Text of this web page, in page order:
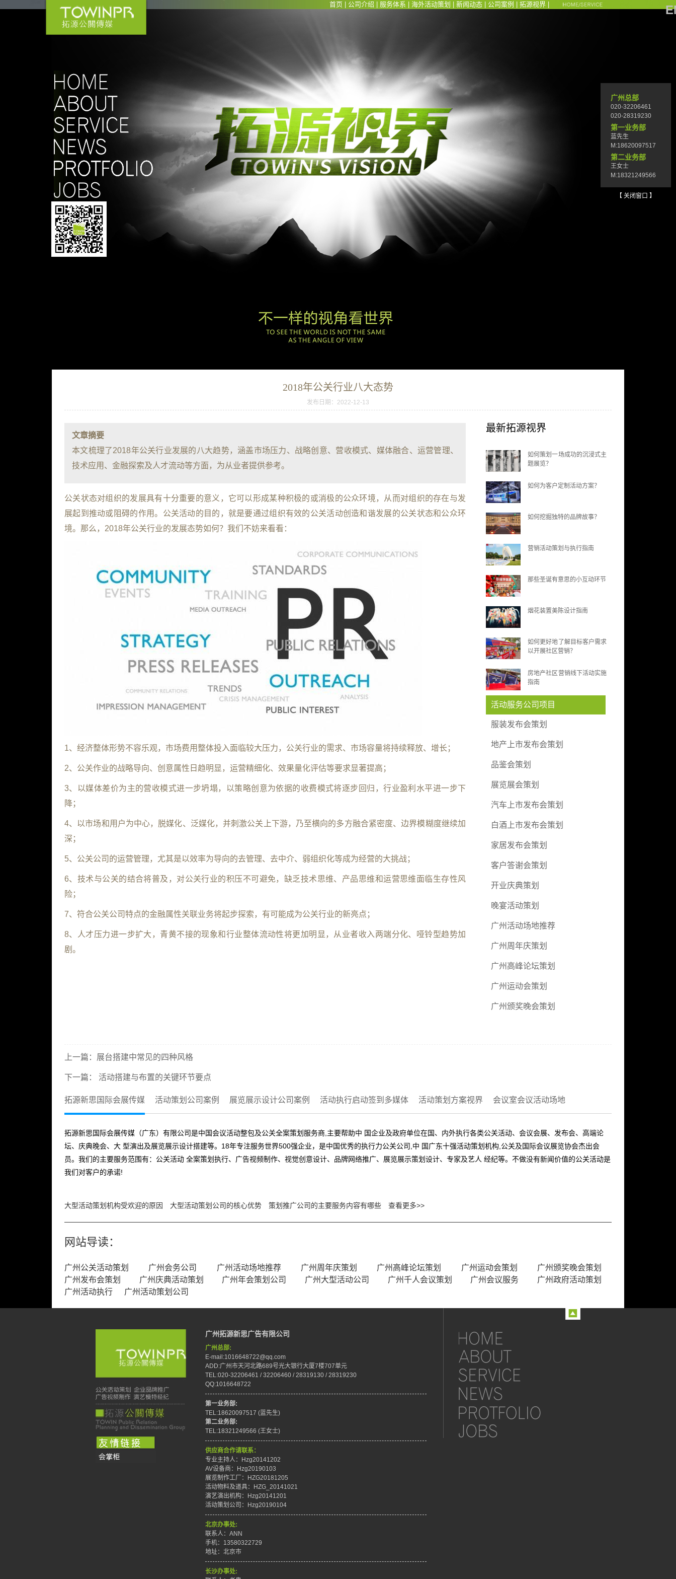
首页 公司介绍 服务体系 海外活动策划 新闻动态 公司案例 拓源视界
2018年公关行业八大态势
发布日期：2022-12-13
文章摘要
本文梳理了2018年公关行业发展的八大趋势，涵盖市场压力、战略创意、营收模式、媒体融合、运营管理、
技术应用、金融探索及人才流动等方面，为从业者提供参考。
公关状态对组织的发展具有十分重要的意义，它可以形成某种积极的或消极的公众环境，从而对组织的存在与发
展起到推动或阻碍的作用。公关活动的目的，就是要通过组织有效的公关活动创造和谐发展的公关状态和公众环
境。那么，2018年公关行业的发展态势如何？我们不妨来看看：
1、经济整体形势不容乐观，市场费用整体投入面临较大压力，公关行业的需求、市场容量将持续释放、增长；
2、公关作业的战略导向、创意属性日趋明显，运营精细化、效果量化评估等要求显著提高；
3、以媒体差价为主的营收模式进一步坍塌，以策略创意为依据的收费模式将逐步回归，行业盈利水平进一步下
降；
4、以市场和用户为中心，脱媒化、泛媒化，并刺激公关上下游，乃至横向的多方融合紧密度、边界模糊度继续加
深；
5、公关公司的运营管理，尤其是以效率为导向的去管理、去中介、弱组织化等成为经营的大挑战；
6、技术与公关的结合将普及，对公关行业的积压不可避免，缺乏技术思维、产品思维和运营思维面临生存性风
险；
7、符合公关公司特点的金融属性关联业务将起步探索，有可能成为公关行业的新亮点；
8、人才压力进一步扩大，青黄不接的现象和行业整体流动性将更加明显，从业者收入两端分化、哑铃型趋势加
剧。
最新拓源视界
如何策划一场成功的沉浸式主
题展览？
如何为客户定制活动方案？
如何挖掘独特的品牌故事？
营销活动策划与执行指南
那些圣诞有意思的小互动环节
烟花装置美陈设计指南
如何更好地了解目标客户需求
以开展社区营销？
房地产社区营销线下活动实施
指南
活动服务公司项目
服装发布会策划
地产上市发布会策划
品鉴会策划
展览展会策划
汽车上市发布会策划
白酒上市发布会策划
家居发布会策划
客户答谢会策划
开业庆典策划
晚宴活动策划
广州活动场地推荐
广州周年庆策划
广州高峰论坛策划
广州运动会策划
广州颁奖晚会策划
上一篇： 展台搭建中常见的四种风格
下一篇： 活动搭建与布置的关键环节要点
拓源新思国际会展传媒 活动策划公司案例 展览展示设计公司案例 活动执行启动签到多媒体 活动策划方案视界 会议室会议活动场地
拓源新思国际会展传媒（广东）有限公司是中国会议活动整包及公关全案策划服务商,主要帮助中 国企业及政府单位在国、内外执行各类公关活动、会议会展、发布会、高端论
坛、庆典晚会、大 型演出及展览展示设计搭建等。18年专注服务世界500强企业，是中国优秀的执行力公关公司,中 国广东十强活动策划机构,公关及国际会议展览协会杰出会
员。我们的主要服务范围有：公关活动 全案策划执行、广告视频制作、视觉创意设计、品牌网络推广、展览展示策划设计、专家及艺人 经纪等。不做没有新闻价值的公关活动是
我们对客户的承诺!
大型活动策划机构受欢迎的原因 大型活动策划公司的核心优势 策划推广公司的主要服务内容有哪些 查看更多>>
网站导读：
广州公关活动策划 广州会务公司 广州活动场地推荐 广州周年庆策划 广州高峰论坛策划 广州运动会策划
广州颁奖晚会策划
广州发布会策划
广州庆典活动策划 广州年会策划公司 广州大型活动公司 广州千人会议策划 广州会议服务
广州政府活动策划
广州活动执行
广州活动策划公司
广州拓源新思广告有限公司
广州总部:
E-mail:1016648722@qq.com
ADD:广州市天河北路689号光大银行大厦7楼707单元
TEL:020-32206461 / 32206460 / 28319130 / 28319230
QQ:1016648722
第一业务部:
TEL:18620097517 (蓝先生)
第二业务部:
TEL:18321249566 (王女士)
供应商合作请联系：
专业主持人：Hzg20141202
AV设备商：Hzg20190103
展览制作工厂：HZG20181205
活动物料及道具：HZG_20141021
演艺演出机构：Hzg20141201
活动策划公司：Hzg20190104
北京办事处:
联系人：ANN
手机：13580322729
地址：北京市
长沙办事处:
广州总部
020-32206461
020-28319230
第一业务部
蓝先生
M:18620097517
第二业务部
王女士
M:18321249566
【 关闭窗口 】